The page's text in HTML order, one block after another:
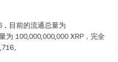
，目前的流通总量为
为 100,000,000,000 XRP ，完全
。